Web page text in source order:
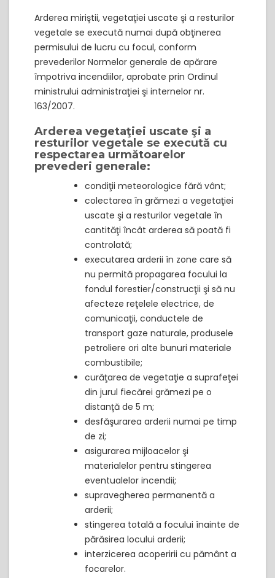
Arderea miriştii, vegetaţiei uscate şi a resturilor
vegetale se execută numai după obţinerea
permisului de lucru cu focul, conform
prevederilor Normelor generale de apărare
împotriva incendiilor, aprobate prin Ordinul
ministrului administraţiei şi internelor nr.
163/2007.
Arderea vegetaţiei uscate şi a
resturilor vegetale se execută cu
respectarea următoarelor
prevederi generale:
condiţii meteorologice fără vânt;
colectarea în grămezi a vegetaţiei
uscate şi a resturilor vegetale în
cantităţi încât arderea să poată fi
controlată;
executarea arderii în zone care să
nu permită propagarea focului la
fondul forestier/construcţii şi să nu
afecteze reţelele electrice, de
comunicaţii, conductele de
transport gaze naturale, produsele
petroliere ori alte bunuri materiale
combustibile;
curăţarea de vegetaţie a suprafeţei
din jurul fiecărei grămezi pe o
distanţă de 5 m;
desfăşurarea arderii numai pe timp
de zi;
asigurarea mijloacelor şi
materialelor pentru stingerea
eventualelor incendii;
supravegherea permanentă a
arderii;
stingerea totală a focului înainte de
părăsirea locului arderii;
interzicerea acoperirii cu pământ a
focarelor.